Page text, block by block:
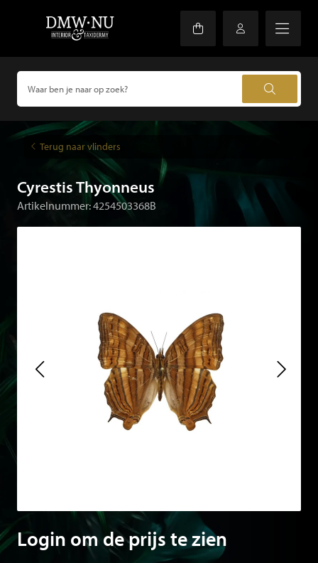
Terug naar vlinders
Cyrestis Thyonneus
Artikelnummer: 4254503368B
Login om de prijs te zien